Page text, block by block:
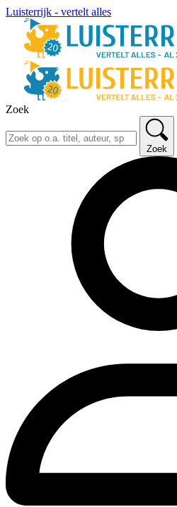
Luisterrijk - vertelt alles
Zoek
Zoek